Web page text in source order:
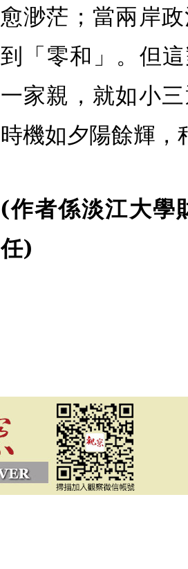
愈渺茫；當兩岸
到「零和」。但
一家親，就如小
時機如夕陽餘輝，
(作者係淡江大學
任)